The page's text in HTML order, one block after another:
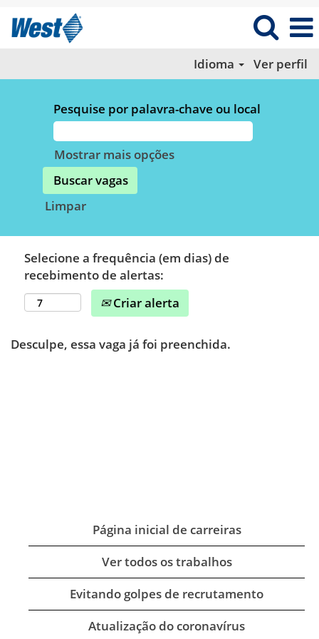
Idioma Ver perfil
Pesquise por palavra-chave ou local
Mostrar mais opções
Limpar
Selecione a frequência (em dias) de
recebimento de alertas:
Criar alerta
Desculpe, essa vaga já foi preenchida.
Página inicial de carreiras
Ver todos os trabalhos
Evitando golpes de recrutamento
Atualização do coronavírus